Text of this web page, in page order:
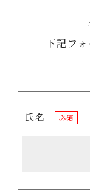
下記フォ
氏名 必須